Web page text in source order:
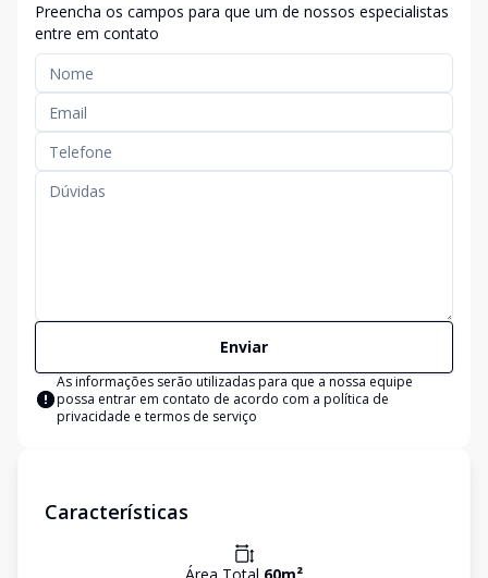
Preencha os campos para que um de nossos especialistas
entre em contato
Enviar
As informações serão utilizadas para que a nossa equipe
possa entrar em contato de acordo com a política de
privacidade e termos de serviço
Características